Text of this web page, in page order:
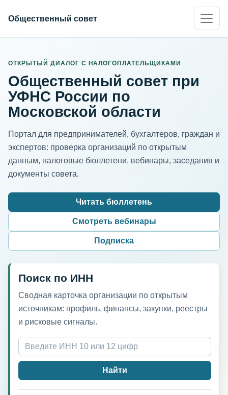
Общественный совет
ОТКРЫТЫЙ ДИАЛОГ С НАЛОГОПЛАТЕЛЬЩИКАМИ
Общественный совет при
УФНС России по
Московской области
Портал для предпринимателей, бухгалтеров, граждан и
экспертов: проверка организаций по открытым
данным, налоговые бюллетени, вебинары, заседания и
документы совета.
Читать бюллетень
Смотреть вебинары
Подписка
Поиск по ИНН
Сводная карточка организации по открытым
источникам: профиль, финансы, закупки, реестры
и рисковые сигналы.
ИНН организации
Найти
Адрес для нормализации